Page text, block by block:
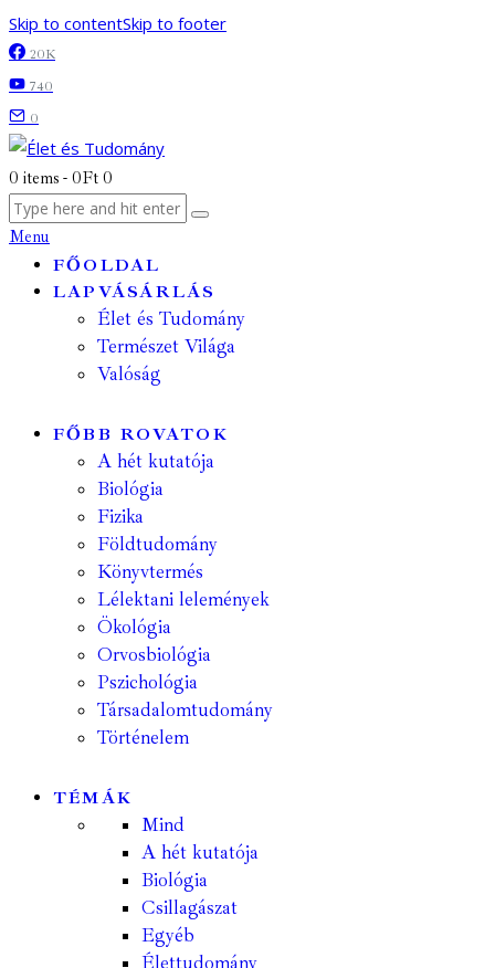
Skip to contentSkip to footer
20K
740
0
0 items - 0Ft 0
Menu
FŐOLDAL
LAPVÁSÁRLÁS
Élet és Tudomány
Természet Világa
Valóság
FŐBB ROVATOK
A hét kutatója
Biológia
Fizika
Földtudomány
Könyvtermés
Lélektani lelemények
Ökológia
Orvosbiológia
Pszichológia
Társadalomtudomány
Történelem
TÉMÁK
Mind
A hét kutatója
Biológia
Csillagászat
Egyéb
Élettudomány